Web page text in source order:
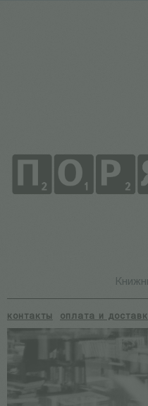
контакты оплата и